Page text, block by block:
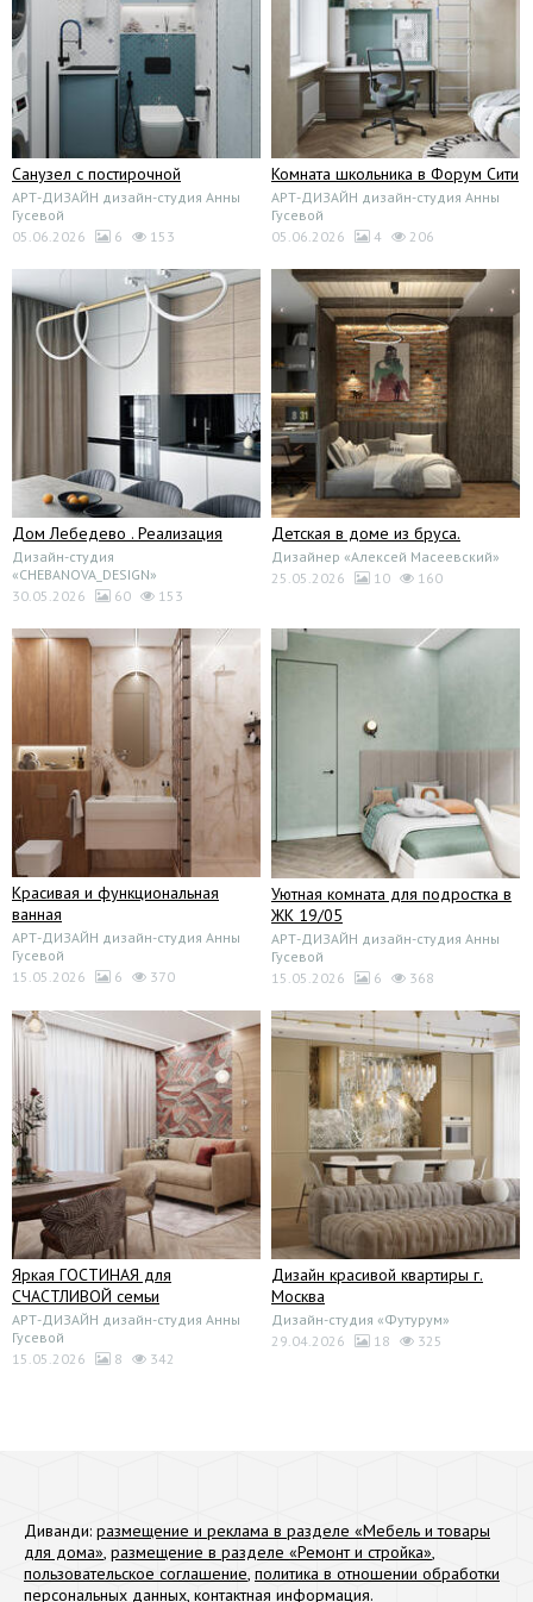
Санузел с постирочной
АРТ-ДИЗАЙН дизайн-студия Анны
Гусевой
05.06.2026
6 153
Комната школьника в Форум Сити
АРТ-ДИЗАЙН дизайн-студия Анны
Гусевой
05.06.2026
4 206
Дом Лебедево . Реализация
Дизайн-студия
«CHEBANOVA_DESIGN»
30.05.2026
60 153
Детская в доме из бруса.
Дизайнер «Алексей Масеевский»
25.05.2026
10 160
Красивая и функциональная
ванная
АРТ-ДИЗАЙН дизайн-студия Анны
Гусевой
15.05.2026
6 370
Уютная комната для подростка в
ЖК 19/05
АРТ-ДИЗАЙН дизайн-студия Анны
Гусевой
15.05.2026
6 368
Яркая ГОСТИНАЯ для
СЧАСТЛИВОЙ семьи
АРТ-ДИЗАЙН дизайн-студия Анны
Гусевой
15.05.2026
8 342
Дизайн красивой квартиры г.
Москва
Дизайн-студия «Футурум»
29.04.2026
18 325
Диванди: размещение и реклама в разделе «Мебель и товары
для дома», размещение в разделе «Ремонт и стройка»,
пользовательское соглашение, политика в отношении обработки
персональных данных, контактная информация.